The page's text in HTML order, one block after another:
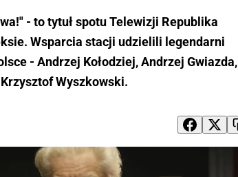
- to tytuł spotu Telewizji Republika
Wsparcia stacji udzielili legendarni
- Andrzej Kołodziej, Andrzej Gwiazda,
Wyszkowski.